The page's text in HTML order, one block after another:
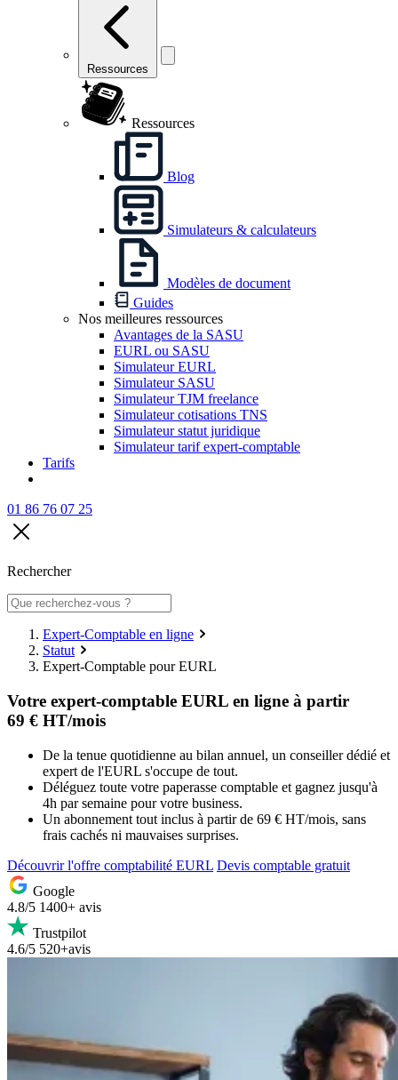
Ressources
Ressources
Blog
Simulateurs & calculateurs
Modèles de document
Guides
Nos meilleures ressources
Avantages de la SASU
EURL ou SASU
Simulateur EURL
Simulateur SASU
Simulateur TJM freelance
Simulateur cotisations TNS
Simulateur statut juridique
Simulateur tarif expert-comptable
Tarifs
01 86 76 07 25
Rechercher
Expert-Comptable en ligne
Statut
Expert-Comptable pour EURL
Votre expert-comptable EURL en ligne à partir
69 € HT/mois
De la tenue quotidienne au bilan annuel, un conseiller dédié et
expert de l'EURL s'occupe de tout.
Déléguez toute votre paperasse comptable et gagnez jusqu'à
4h par semaine pour votre business.
Un abonnement tout inclus à partir de 69 € HT/mois, sans
frais cachés ni mauvaises surprises.
Découvrir l'offre comptabilité EURL Devis comptable gratuit
Google
4.8/5 1400+ avis
Trustpilot
4.6/5 520+avis